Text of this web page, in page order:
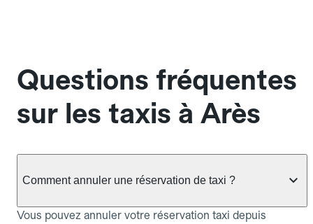
Questions fréquentes
sur les taxis à Arès
Comment annuler une réservation de taxi ?
Vous pouvez annuler votre réservation taxi depuis